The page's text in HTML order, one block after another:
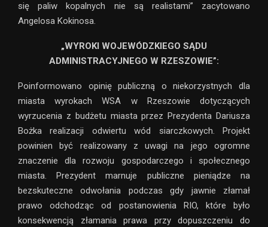
się paliw kopalnych nie są realistami” zacytowano
Angelosa Kokinosa.
„WYROKI WOJEWÓDZKIEGO SĄDU
ADMINISTRACYJNEGO W RZESZOWIE”:
Poinformowano opinię publiczną o niekorzystnych dla
miasta wyrokach WSA w Rzeszowie dotyczących
wyrzucenia z budżetu miasta przez Prezydenta Dariusza
Bożka realizacji odwiertu wód siarczkowych. Projekt
powinien być realizowany z uwagi na jego ogromne
znaczenie dla rozwoju gospodarczego i społecznego
miasta. Prezydent marnuje publiczne pieniądze na
bezskuteczne odwołania podczas gdy jawnie złamał
prawo odchodząc od postanowienia RIO, które było
konsekwencją złamania prawa przy dopuszczeniu do